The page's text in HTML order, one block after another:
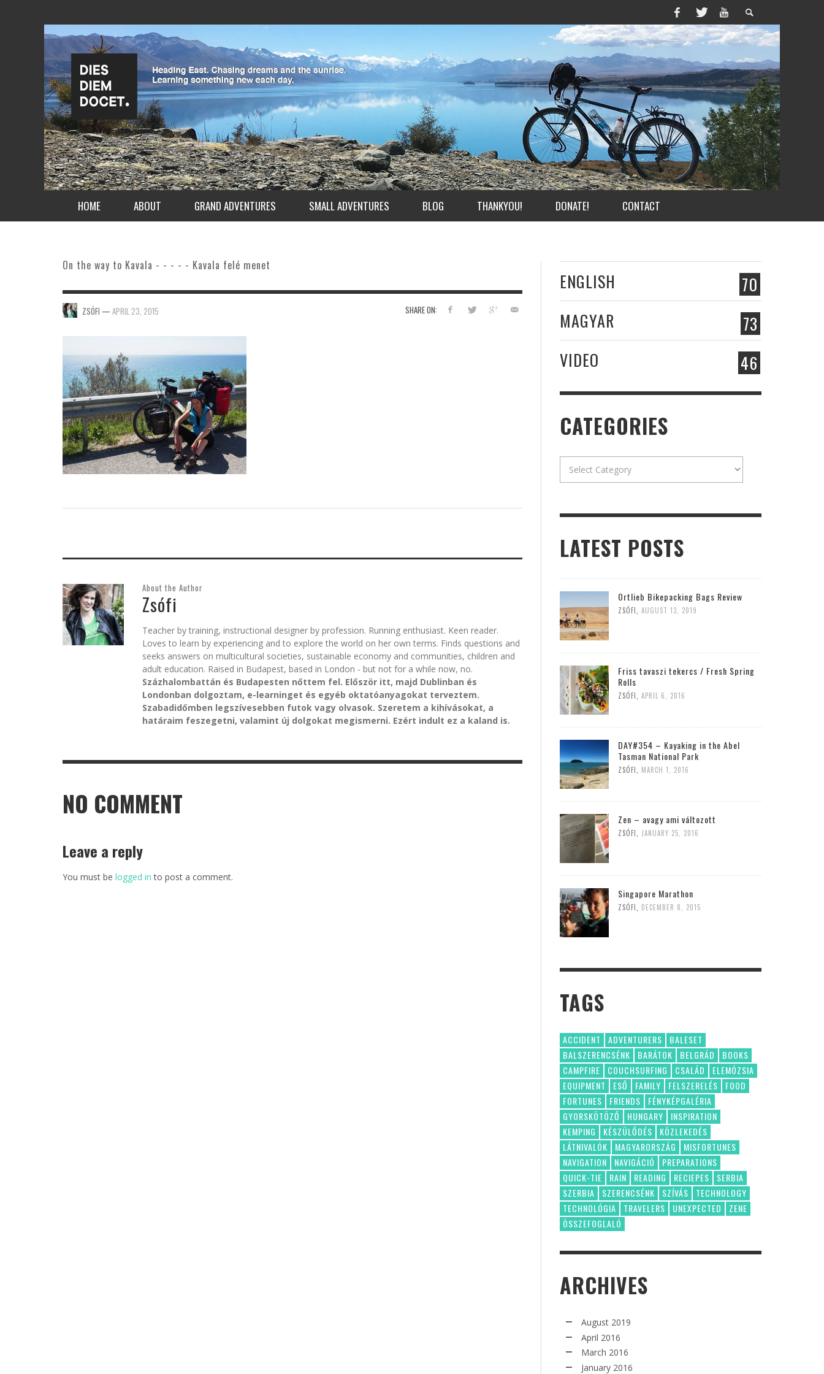
HOME ABOUT GRAND ADVENTURES SMALL ADVENTURES BLOG THANKYOU! DONATE! CONTACT
On the way to Kavala - - - - - Kavala felé menet
SHARE ON:
ZSÓFI — APRIL 23, 2015
About the Author
Zsófi
Teacher by training, instructional designer by profession. Running enthusiast. Keen reader.
Loves to learn by experiencing and to explore the world on her own terms. Finds questions and
seeks answers on multicultural societies, sustainable economy and communities, children and
adult education. Raised in Budapest, based in London - but not for a while now, no.
Százhalombattán és Budapesten nőttem fel. Először itt, majd Dublinban és
Londonban dolgoztam, e-learninget és egyéb oktatóanyagokat terveztem.
Szabadidőmben legszívesebben futok vagy olvasok. Szeretem a kihívásokat, a
határaim feszegetni, valamint új dolgokat megismerni. Ezért indult ez a kaland is.
NO COMMENT
Leave a reply
You must be logged in to post a comment.
70
ENGLISH
73
MAGYAR
46
VIDEO
CATEGORIES
LATEST POSTS
Ortlieb Bikepacking Bags Review
ZSÓFI AUGUST 13, 2019
Friss tavaszi tekercs / Fresh Spring
Rolls
ZSÓFI APRIL 6, 2016
DAY#354 – Kayaking in the Abel
Tasman National Park
ZSÓFI MARCH 1, 2016
Zen – avagy ami változott
ZSÓFI JANUARY 25, 2016
Singapore Marathon
ZSÓFI DECEMBER 8, 2015
TAGS
ACCIDENT ADVENTURERS
BALESET
BALSZERENCSÉNK
BARÁTOK BELGRÁD
BOOKS
CAMPFIRE
COUCHSURFING CSALÁD
ELEMÓZSIA
EQUIPMENT
ESŐ FAMILY FELSZERELÉS
FOOD
FORTUNES
FRIENDS
FÉNYKÉPGALÉRIA
GYORSKÖTÖZŐ
HUNGARY
INSPIRATION
KEMPING
KÉSZÜLŐDÉS
KÖZLEKEDÉS
LÁTNIVALÓK
MAGYARORSZÁG
MISFORTUNES
NAVIGATION
NAVIGÁCIÓ
PREPARATIONS
QUICK-TIE
RAIN READING RECIEPES
SERBIA
SZERBIA
SZERENCSÉNK SZÍVÁS
TECHNOLOGY
TECHNOLÓGIA
TRAVELERS UNEXPECTED
ZENE
ÖSSZEFOGLALÓ
ARCHIVES
August 2019
April 2016
March 2016
January 2016